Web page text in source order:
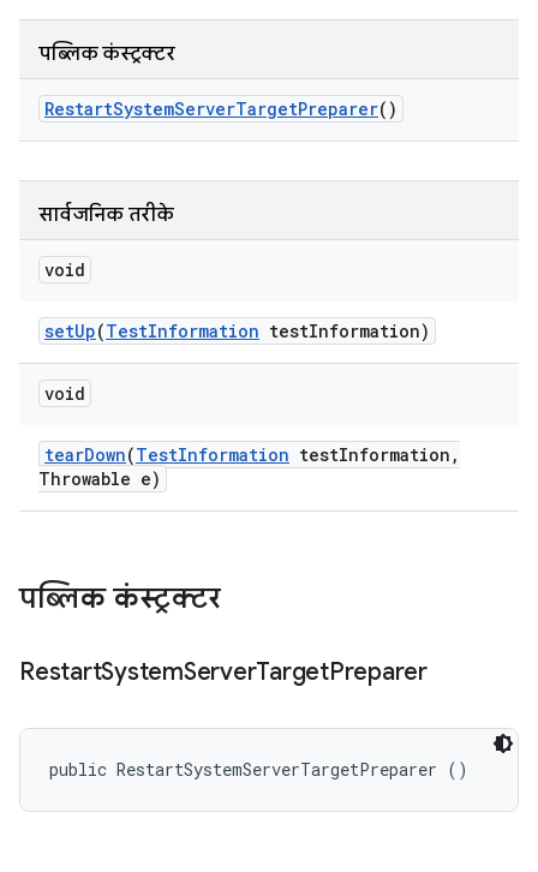
पब्लिक कंस्ट्रक्टर
RestartSystemServerTargetPreparer()
सार्वजनिक तरीके
void
setUp(TestInformation testInformation)
void
tearDown(TestInformation testInformation ,
Throwable e)
पब्लिक कंस्ट्रक्टर
RestartSystemServerTargetPreparer
public RestartSystemServerTargetPreparer ()